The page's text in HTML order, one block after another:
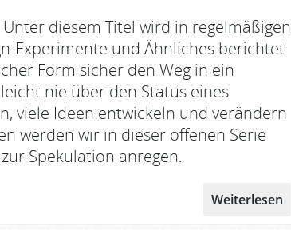
diesem Titel wird in regelmäßigen
Experimente und Ähnliches berichtet.
Form sicher den Weg in ein
nie über den Status eines
viele Ideen entwickeln und verändern
werden wir in dieser offenen Serie
Spekulation anregen.
Weiterlesen